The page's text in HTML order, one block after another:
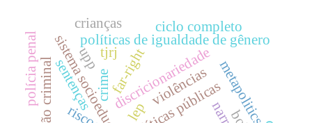
sistema socioeducativo
políticas de igualdade de gênero
discricionariedade
sentenças
tjrj
metapolitics
far-right
crianças
polícia penal
ciclo completo
lep
violências
crime
upp